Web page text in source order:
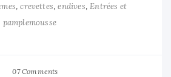
,crevettes,endives,Entrées et
pamplemousse
07 Comments